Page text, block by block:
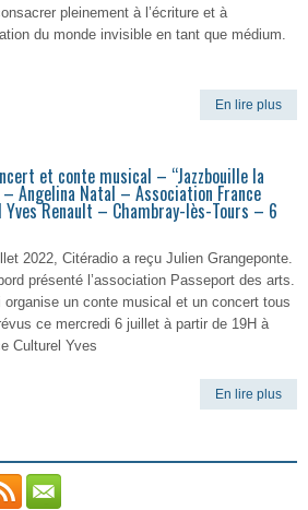
pleinement à l’écriture et à
du monde invisible en tant que médium.
En lire plus
et conte musical – “Jazzbouille la
Angelina Natal – Association France
Renault – Chambray-lès-Tours – 6
2022, Citéradio a reçu Julien Grangeponte.
présenté l’association Passeport des arts.
organise un conte musical et un concert tous
ce mercredi 6 juillet à partir de 19H à
Culturel Yves
En lire plus